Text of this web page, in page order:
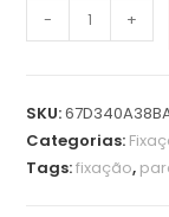
- +
SKU:
Categorias:
Tags:fixação,